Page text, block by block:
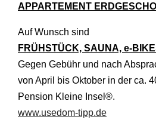
APPARTEMENT
Auf Wunsch sind
FRÜHSTÜCK, SAUNA, e-
Gegen Gebühr und nach
von April bis Oktober in der ca.
Pension Kleine Insel®.
www.usedom-tipp.de